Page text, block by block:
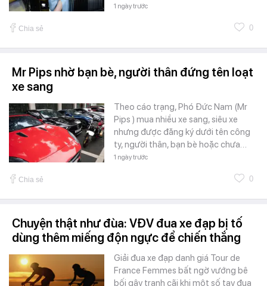
1 ngày trước
Chia sẻ 0
Mr Pips nhờ bạn bè, người thân đứng tên loạt
xe sang
Theo cáo trạng, Phó Đức Nam (Mr
Pips ) mua nhiều xe sang, siêu xe
nhưng được đăng ký dưới tên công
ty, người thân, bạn bè hoặc chưa…
1 ngày trước
Chia sẻ 0
Chuyện thật như đùa: VĐV đua xe đạp bị tố
dùng thêm miếng độn ngực để chiến thắng
Giải đua xe đạp danh giá Tour de
France Femmes bất ngờ vướng bê
bối gây tranh cãi khi một số tay đua